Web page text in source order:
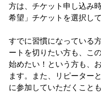
方は、チケット申し込み
希望」チケットを選択して
すでに習慣になっている
ートを切りたい方も、こ
始めたい！という方も、
ます。また、リピーター
に参加していただくこと